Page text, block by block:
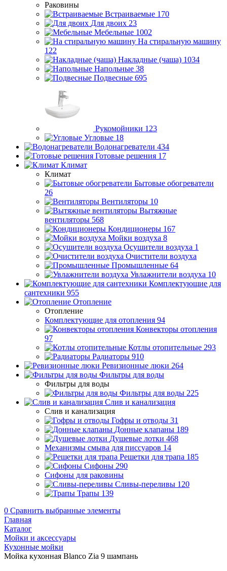
Раковины
Встраиваемые 170
Для двоих 23
Мебельные 1002
На стиральную машину
122
Накладные (чаша) 1034
Напольные 38
Подвесные 695
Рукомойники 123
Угловые 18
Водонагреватели 434
Готовые решения 17
Климат
Климат
Бытовые обогреватели
26
Вентиляторы 10
Вытяжные
вентиляторы 568
Кондиционеры 167
Мойки воздуха 8
Осушители воздуха 1
Очистители воздуха
Промышленные 64
Увлажнители воздуха 10
Комплектующие для
сантехники 955
Отопление
Отопление
Комплектующие для отопления 94
Конвекторы отопления
97
Котлы отопительные 293
Радиаторы 910
Ревизионные люки 264
Фильтры для воды
Фильтры для воды
Фильтры для воды 225
Слив и канализация
Слив и канализация
Гофры и отводы 31
Донные клапаны 189
Душевые лотки 468
Механизмы смыва для писсуаров 14
Решетки для трапа 185
Сифоны 290
Сифоны для раковины
Сливы-переливы 120
Трапы 139
0 Сравнить выбранные элементы
Главная
Каталог
Мойки и аксессуары
Кухонные мойки
Мойка кухонная Blanco Zia 9 шампань